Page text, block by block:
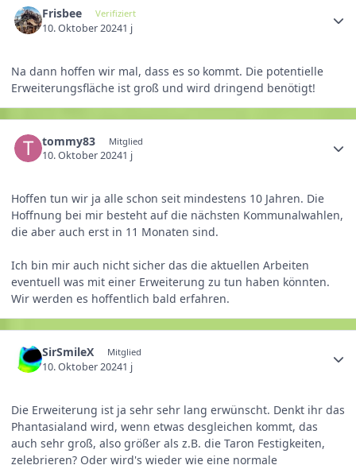
Frisbee Verifiziert
10. Oktober 20241 j
Na dann hoffen wir mal, dass es so kommt. Die potentielle
Erweiterungsfläche ist groß und wird dringend benötigt!
tommy83 Mitglied
10. Oktober 20241 j
Hoffen tun wir ja alle schon seit mindestens 10 Jahren. Die
Hoffnung bei mir besteht auf die nächsten Kommunalwahlen,
die aber auch erst in 11 Monaten sind.
Ich bin mir auch nicht sicher das die aktuellen Arbeiten
eventuell was mit einer Erweiterung zu tun haben könnten.
Wir werden es hoffentlich bald erfahren.
SirSmileX Mitglied
10. Oktober 20241 j
Die Erweiterung ist ja sehr sehr lang erwünscht. Denkt ihr das
Phantasialand wird, wenn etwas desgleichen kommt, das
auch sehr groß, also größer als z.B. die Taron Festigkeiten,
zelebrieren? Oder wird's wieder wie eine normale